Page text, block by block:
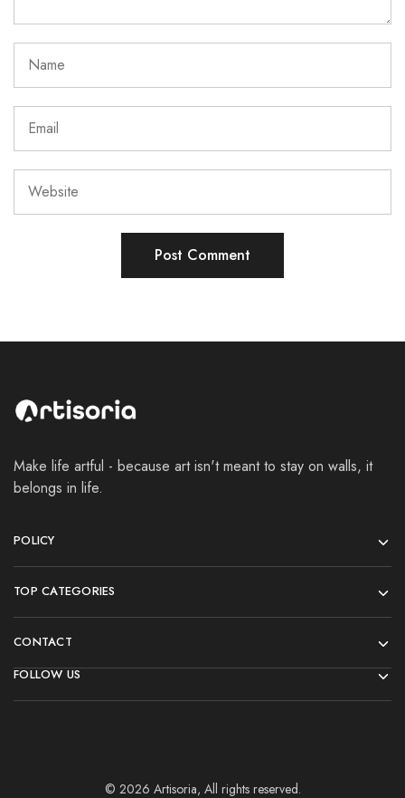
Make life artful - because art isn't meant to stay on walls, it
belongs in life.
POLICY
TOP CATEGORIES
CONTACT
FOLLOW US
© 2026 Artisoria, All rights reserved.